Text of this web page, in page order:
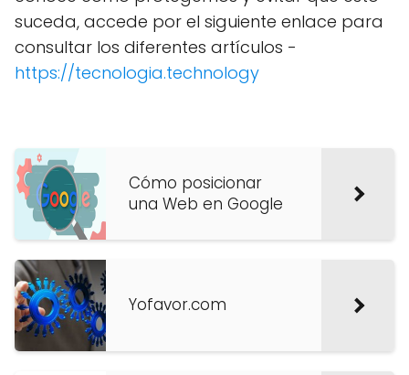
suceda, accede por el siguiente enlace para
consultar los diferentes artículos -
https://tecnologia.technology
Cómo posicionar
una Web en Google
Yofavor.com